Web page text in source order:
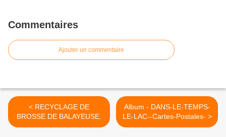
Commentaires
Ajouter un commentaire
< RECYCLAGE DE
BROSSE DE BALAYEUSE.
Album - DANS-LE-TEMPS-
LE-LAC--Cartes-Postales- >